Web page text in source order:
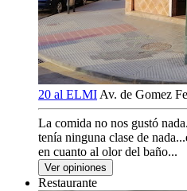
20 al ELMI Av. de Gomez
La comida no nos gustó
tenía ninguna clase de
en cuanto al olor del baño...
Ver opiniones
Restaurante